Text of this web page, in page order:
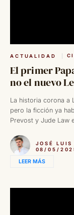
ACTUALIDAD
El primer
no el nuevo
La historia corona a
pero la ficción ya
Prevost y Jude Law
JOSÉ LUIS
08/05/
LEER MÁS